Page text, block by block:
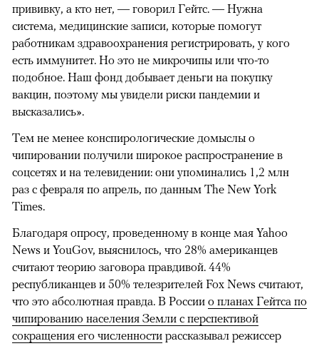
00:00 00:00
прививку, а кто нет, — говорил Гейтс. — Нужна
система, медицинские записи, которые помогут
работникам здравоохранения регистрировать, у кого
есть иммунитет. Но это не микрочипы или что-то
подобное. Наш фонд добывает деньги на покупку
вакцин, поэтому мы увидели риски пандемии и
высказались».
Тем не менее конспирологические домыслы о
чипировании получили широкое распространение в
соцсетях и на телевидении: они упоминались 1,2 млн
раз с февраля по апрель, по данным The New York
Times.
Благодаря опросу, проведенному в конце мая Yahoo
News и YouGov, выяснилось, что 28% американцев
считают теорию заговора правдивой. 44%
республиканцев и 50% телезрителей Fox News считают,
что это абсолютная правда. В России о планах Гейтса по
чипированию населения Земли с перспективой
сокращения его численности рассказывал режиссер